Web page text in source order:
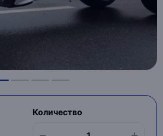
Количество